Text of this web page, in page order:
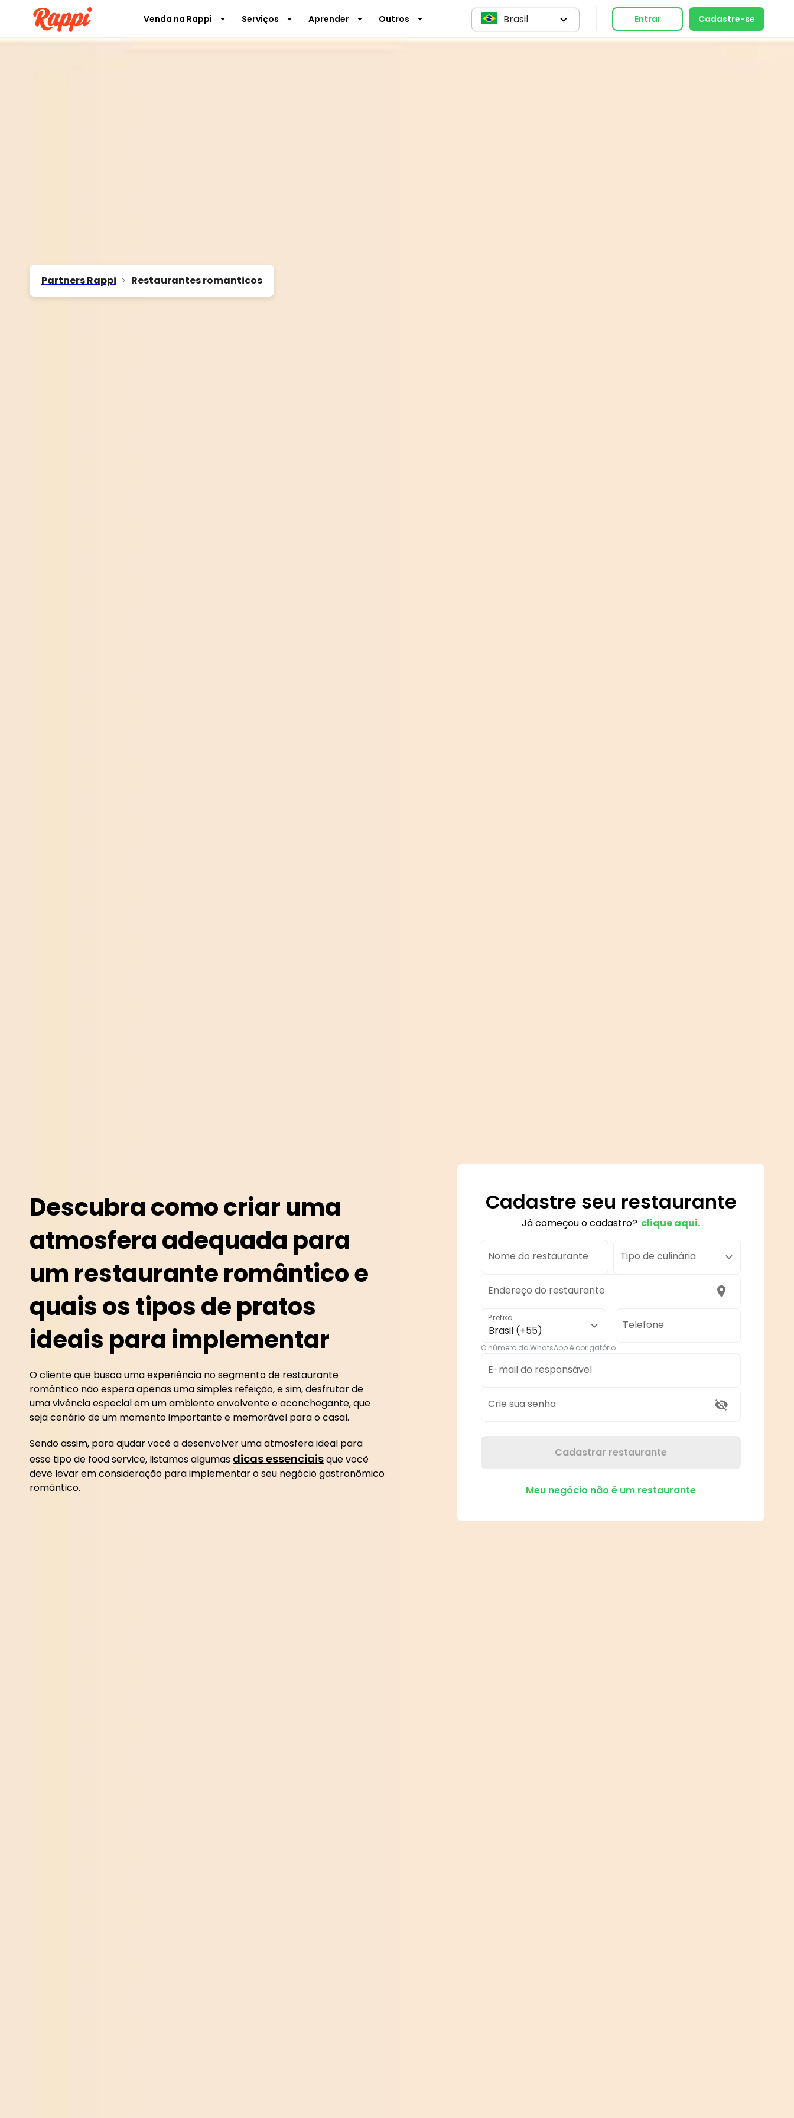
Venda na Rappi Serviços Aprender Outros
Partners Rappi > Restaurantes romanticos
Brasil Entrar Cadastre-se
Descubra como criar uma
atmosfera adequada para
um restaurante romântico e
quais os tipos de pratos
ideais para implementar
O cliente que busca uma experiência no segmento de restaurante
romântico não espera apenas uma simples refeição, e sim, desfrutar de
uma vivência especial em um ambiente envolvente e aconchegante, que
seja cenário de um momento importante e memorável para o casal.
Sendo assim, para ajudar você a desenvolver uma atmosfera ideal para
esse tipo de food service, listamos algumas dicas essenciaisque você
deve levar em consideração para implementar o seu negócio gastronômico
romântico.
Cadastre seu restaurante
Já começou o cadastro? clique aqui.
Nome do restaurante Tipo de culinária
Endereço do restaurante
Prefixo
Brasil (+55) Telefone
O número do WhatsApp é obrigatório
E-mail do responsável
Crie sua senha
Cadastrar restaurante
Meu negócio não é um restaurante